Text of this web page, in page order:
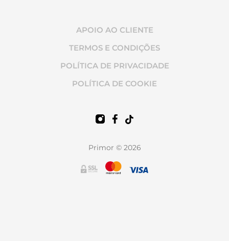
APOIO AO CLIENTE
TERMOS E CONDIÇÕES
POLÍTICA DE PRIVACIDADE
POLÍTICA DE COOKIE
Primor © 2026